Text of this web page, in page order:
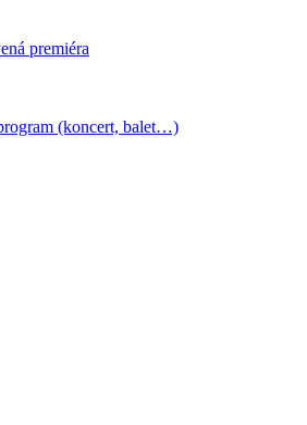
premiéra
(koncert, balet…)